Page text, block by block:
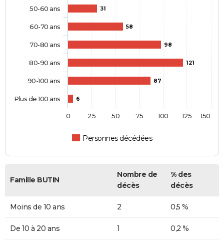
31
58
98
121
87
6
Personnes décédées
50-60 ans
60-70 ans
70-80 ans
80-90 ans
90-100 ans
Plus de 100 ans
0 25 50 75 100 125 150
Famille BUTIN
Nombre de
décès
% des
décès
Moins de 10 ans 2 0,5 %
De 10 à 20 ans 1 0,2 %